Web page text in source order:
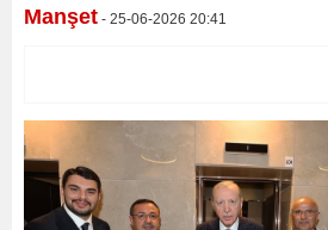
Manşet - 25-06-2026 20:41